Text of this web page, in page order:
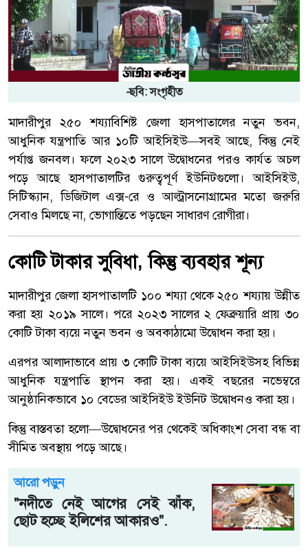
-ছবি: সংগৃহীত
মাদারীপুর ২৫০ শয্যাবিশিষ্ট জেলা হাসপাতালের নতুন ভবন,
আধুনিক যন্ত্রপাতি আর ১০টি আইসিইউ—সবই আছে, কিন্তু নেই
পর্যাপ্ত জনবল। ফলে ২০২৩ সালে উদ্বোধনের পরও কার্যত অচল
পড়ে আছে হাসপাতালটির গুরুত্বপূর্ণ ইউনিটগুলো। আইসিইউ,
সিটিস্ক্যান, ডিজিটাল এক্স-রে ও আল্ট্রাসনোগ্রামের মতো জরুরি
সেবাও মিলছে না, ভোগান্তিতে পড়ছেন সাধারণ রোগীরা।
কোটি টাকার সুবিধা, কিন্তু ব্যবহার শূন্য
মাদারীপুর জেলা হাসপাতালটি ১০০ শয্যা থেকে ২৫০ শয্যায় উন্নীত
করা হয় ২০১৯ সালে। পরে ২০২৩ সালের ২ ফেব্রুয়ারি প্রায় ৩০
কোটি টাকা ব্যয়ে নতুন ভবন ও অবকাঠামো উদ্বোধন করা হয়।
এরপর আলাদাভাবে প্রায় ৩ কোটি টাকা ব্যয়ে আইসিইউসহ বিভিন্ন
আধুনিক যন্ত্রপাতি স্থাপন করা হয়। একই বছরের নভেম্বরে
আনুষ্ঠানিকভাবে ১০ বেডের আইসিইউ ইউনিট উদ্বোধনও করা হয়।
কিন্তু বাস্তবতা হলো—উদ্বোধনের পর থেকেই অধিকাংশ সেবা বন্ধ বা
সীমিত অবস্থায় পড়ে আছে।
আরো পড়ুন
"নদীতে নেই আগের সেই ঝাঁক,
ছোট হচ্ছে ইলিশের আকারও".